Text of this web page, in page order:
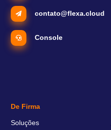
contato@flexa.cloud
Console
De Firma
Soluções